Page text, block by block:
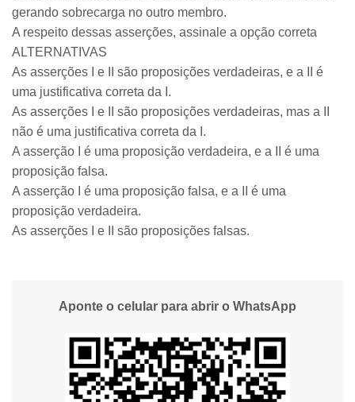
gerando sobrecarga no outro membro.
A respeito dessas asserções, assinale a opção correta
ALTERNATIVAS
As asserções I e II são proposições verdadeiras, e a II é
uma justificativa correta da I.
As asserções I e II são proposições verdadeiras, mas a II
não é uma justificativa correta da I.
A asserção I é uma proposição verdadeira, e a II é uma
proposição falsa.
A asserção I é uma proposição falsa, e a II é uma
proposição verdadeira.
As asserções I e II são proposições falsas.
Aponte o celular para abrir o WhatsApp